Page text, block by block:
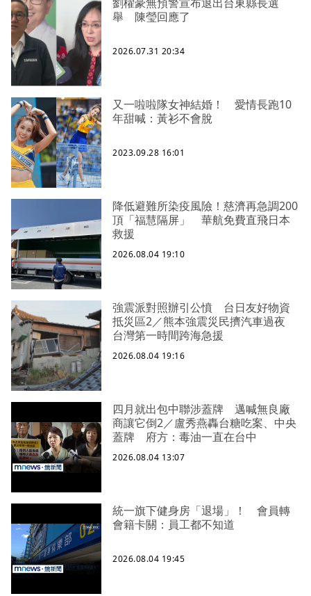
舉 陳瑩回應了
2026.07.31 20:34
又一啦啦隊女神結婚！ 愛情長跑10
年甜喊：黃衫不會脫
2023.09.28 16:01
降低避難所染疫風險！慈濟再急調200
頂「福慧隔屏」 華航免費直飛日本
救援
2026.08.04 19:10
強震派對照辦引公憤 台日友好物資
抵災區2／熊本強震災民擠汽車過夜
台灣第一時間跨海急援
2026.08.04 19:16
四月就出包中聯涉蓋牌 邁喊無良廠
商讓它倒2／盧秀燕轟台糖吃案、中央
蓋牌 府方：毒油一直在台中
2026.08.04 13:07
統一旗下健身房「退場」！ 會員轉
會籍卡關：員工都不知道
2026.08.04 19:45